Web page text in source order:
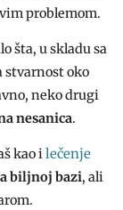
problemom.
šta, u skladu sa
stvarnost oko
neko drugi
nesanica.
kao ilečenje
biljnoj bazi, ali